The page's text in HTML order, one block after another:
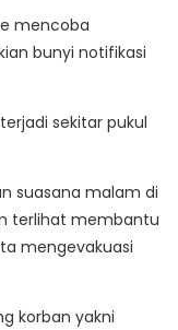
mencoba
bunyi notifikasi
sekitar pukul
suasana malam di
terlihat membantu
mengevakuasi
korban yakni